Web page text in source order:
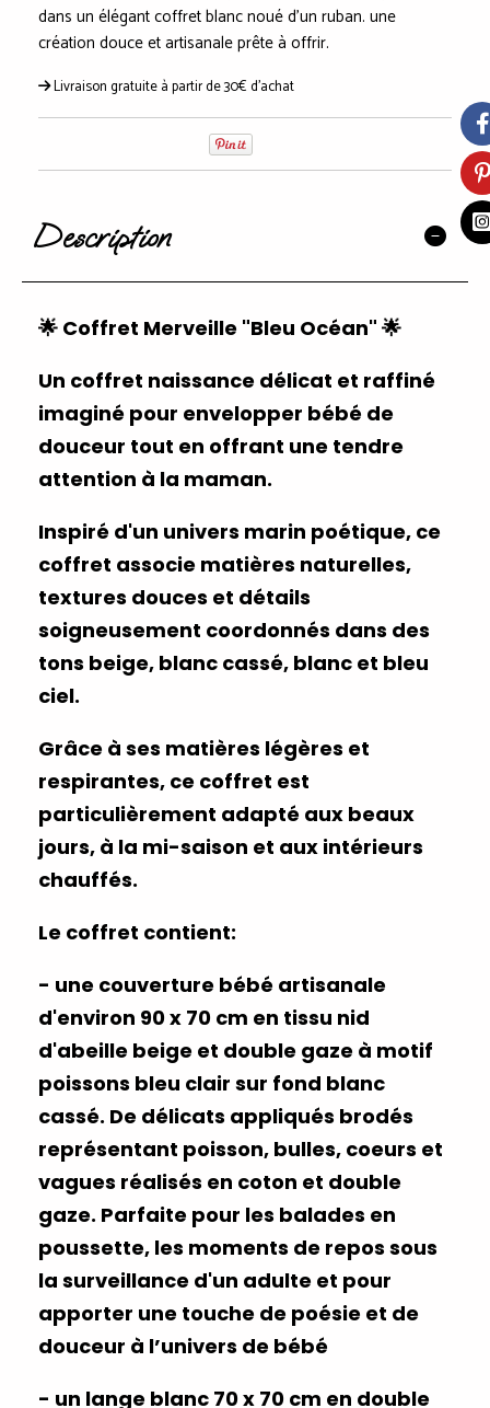
dans un élégant coffret blanc noué d'un ruban. une
création douce et artisanale prête à offrir.
Livraison gratuite à partir de 30€ d'achat
Description
🌟 Coffret Merveille "Bleu Océan" 🌟
Un coffret naissance délicat et raffiné
imaginé pour envelopper bébé de
douceur tout en offrant une tendre
attention à la maman.
Inspiré d'un univers marin poétique, ce
coffret associe matières naturelles,
textures douces et détails
soigneusement coordonnés dans des
tons beige, blanc cassé, blanc et bleu
ciel.
Grâce à ses matières légères et
respirantes, ce coffret est
particulièrement adapté aux beaux
jours, à la mi-saison et aux intérieurs
chauffés.
Le coffret contient:
- une couverture bébé artisanale
d'environ 90 x 70 cm en tissu nid
d'abeille beige et double gaze à motif
poissons bleu clair sur fond blanc
cassé. De délicats appliqués brodés
représentant poisson, bulles, coeurs et
vagues réalisés en coton et double
gaze. Parfaite pour les balades en
poussette, les moments de repos sous
la surveillance d'un adulte et pour
apporter une touche de poésie et de
douceur à l’univers de bébé
- un lange blanc 70 x 70 cm en double